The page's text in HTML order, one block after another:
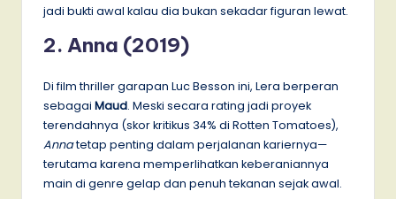
jadi bukti awal kalau dia bukan sekadar figuran lewat.
2. Anna (2019)
Di film thriller garapan Luc Besson ini, Lera berperan
sebagai Maud. Meski secara rating jadi proyek
terendahnya (skor kritikus 34% di Rotten Tomatoes),
Annatetap penting dalam perjalanan kariernya—
terutama karena memperlihatkan keberaniannya
main di genre gelap dan penuh tekanan sejak awal.